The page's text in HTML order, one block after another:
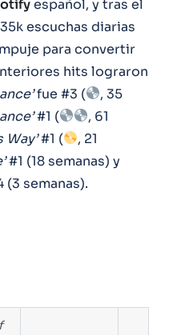
español, y tras el
escuchas diarias
para convertir
hits lograron
fue #3 (
, 35
#1 (
, 61
Way’#1 (
, 21
#1 (18 semanas) y
(3 semanas).